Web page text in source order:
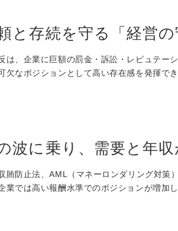
と存続を守る「経営
は、企業に巨額の罰金・訴訟・レピュテ
欠なポジションとして高い存在感を発揮でき
波に乗り、需要と年収
賄防止法、AML（マネーロンダリング対策
業では高い報酬水準でのポジションが増加し